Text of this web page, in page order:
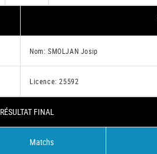
Nom: SMOLJAN Josip
Licence: 25592
RÉSULTAT FINAL
Matchs